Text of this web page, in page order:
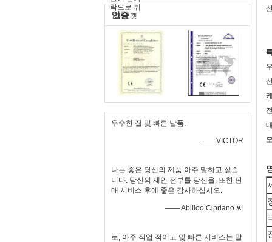
인증
우수한 질 및 빠른 납품.
—— VICTOR
나는 좋은 당신의 제품 아주 말하고 싶습
니다. 당신의 제안 전부를 당신을, 또한 판
매 서비스 후에 좋은 감사하십시오.
—— Abilioo Cipriano 씨
로, 아주 직업 적이고 및 빠른 서비스는 말